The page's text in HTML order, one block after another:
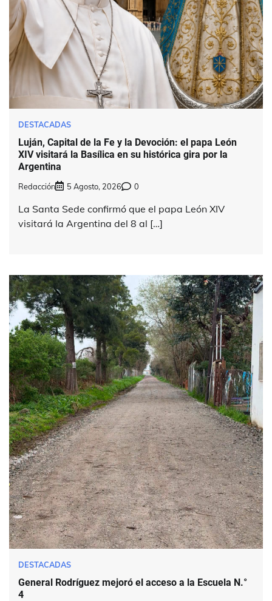
DESTACADAS
Luján, Capital de la Fe y la Devoción: el papa León
XIV visitará la Basílica en su histórica gira por la
Argentina
Redacción 5 Agosto, 2026 0
La Santa Sede confirmó que el papa León XIV
visitará la Argentina del 8 al […]
DESTACADAS
General Rodríguez mejoró el acceso a la Escuela N.°
4